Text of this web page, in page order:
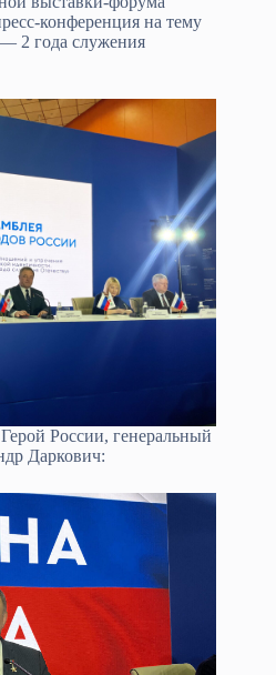
конференция на тему
2 года служения
России, генеральный
Даркович: